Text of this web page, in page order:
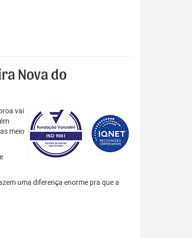
Nova do
vai
meio
uma diferença enorme pra que a